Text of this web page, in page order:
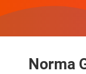
Norma